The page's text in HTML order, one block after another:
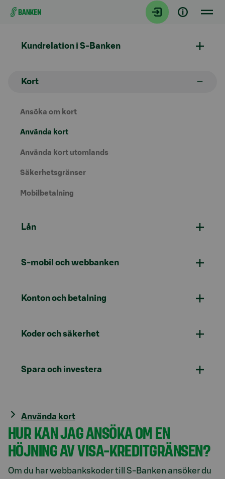
Gå direkt till innehållet
Kundrelation i S-Banken
Kort
Ansöka om kort
Använda kort
Använda kort utomlands
Säkerhetsgränser
Mobilbetalning
Lån
S-mobil och webbanken
Konton och betalning
Koder och säkerhet
Spara och investera
Använda kort
HUR KAN JAG ANSÖKA OM EN
HÖJNING AV VISA-KREDITGRÄNSEN?
Om du har webbankskoder till S-Banken ansöker du